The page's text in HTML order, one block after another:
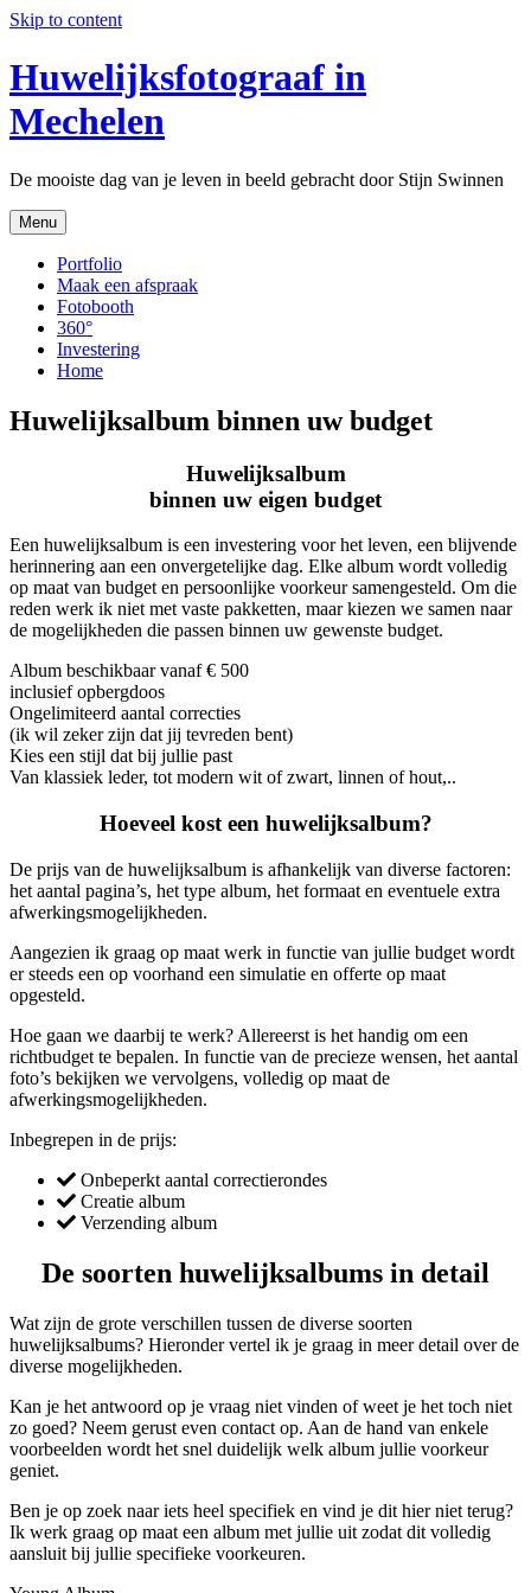
Skip to content
Huwelijksfotograaf in
Mechelen
De mooiste dag van je leven in beeld gebracht door Stijn Swinnen
Menu
Portfolio
Maak een afspraak
Fotobooth
360°
Investering
Home
Huwelijksalbum binnen uw budget
Huwelijksalbum
binnen uw eigen budget
Een huwelijksalbum is een investering voor het leven, een blijvende
herinnering aan een onvergetelijke dag. Elke album wordt volledig
op maat van budget en persoonlijke voorkeur samengesteld. Om die
reden werk ik niet met vaste pakketten, maar kiezen we samen naar
de mogelijkheden die passen binnen uw gewenste budget.
Album beschikbaar vanaf € 500
inclusief opbergdoos
Ongelimiteerd aantal correcties
(ik wil zeker zijn dat jij tevreden bent)
Kies een stijl dat bij jullie past
Van klassiek leder, tot modern wit of zwart, linnen of hout,..
Hoeveel kost een huwelijksalbum?
De prijs van de huwelijksalbum is afhankelijk van diverse factoren:
het aantal pagina’s, het type album, het formaat en eventuele extra
afwerkingsmogelijkheden.
Aangezien ik graag op maat werk in functie van jullie budget wordt
er steeds een op voorhand een simulatie en offerte op maat
opgesteld.
Hoe gaan we daarbij te werk? Allereerst is het handig om een
richtbudget te bepalen. In functie van de precieze wensen, het aantal
foto’s bekijken we vervolgens, volledig op maat de
afwerkingsmogelijkheden.
Inbegrepen in de prijs:
Onbeperkt aantal correctierondes
Creatie album
Verzending album
De soorten huwelijksalbums in detail
Wat zijn de grote verschillen tussen de diverse soorten
huwelijksalbums? Hieronder vertel ik je graag in meer detail over de
diverse mogelijkheden.
Kan je het antwoord op je vraag niet vinden of weet je het toch niet
zo goed? Neem gerust even contact op. Aan de hand van enkele
voorbeelden wordt het snel duidelijk welk album jullie voorkeur
geniet.
Ben je op zoek naar iets heel specifiek en vind je dit hier niet terug?
Ik werk graag op maat een album met jullie uit zodat dit volledig
aansluit bij jullie specifieke voorkeuren.